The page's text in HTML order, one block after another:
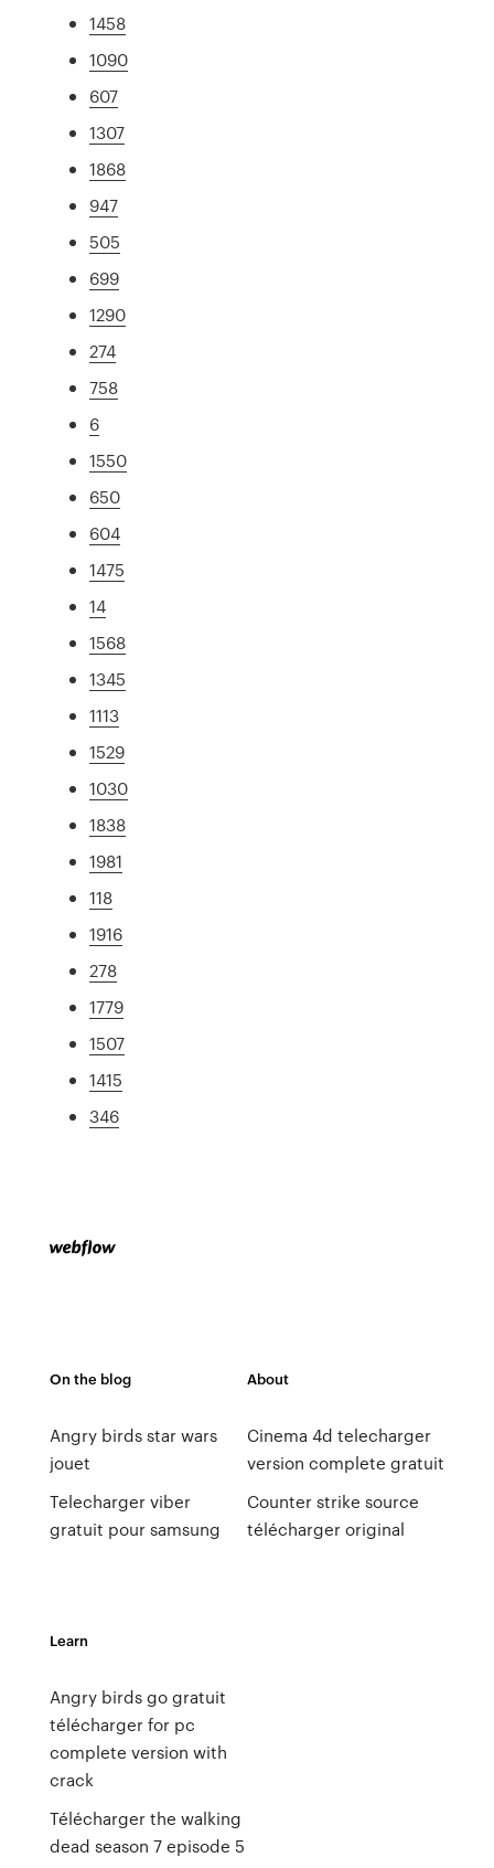
1458
1090
607
1307
1868
947
505
699
1290
274
758
6
1550
650
604
1475
14
1568
1345
1113
1529
1030
1838
1981
118
1916
278
1779
1507
1415
346
On the blog
Angry birds star wars
jouet
Telecharger viber
gratuit pour samsung
About
Cinema 4d telecharger
version complete gratuit
Counter strike source
télécharger original
Learn
Angry birds go gratuit
télécharger for pc
complete version with
crack
Télécharger the walking
dead season 7 episode 5